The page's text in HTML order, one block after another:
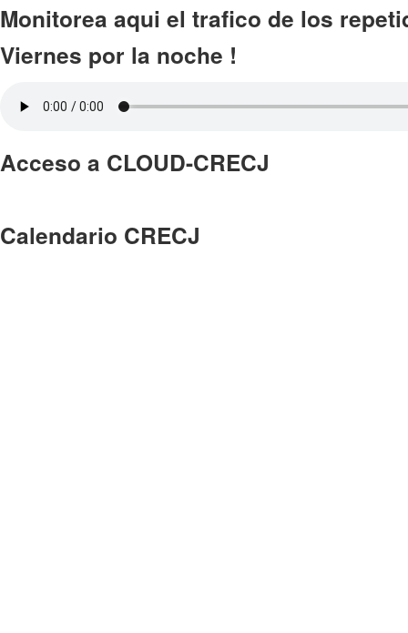
Monitorea aqui el trafico de los
Viernes por la noche !
Acceso a CLOUD-CRECJ
Calendario CRECJ